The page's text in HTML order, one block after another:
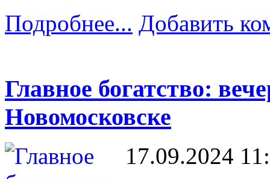
Подробнее... Добавить
Главное богатство:
Новомосковске
17.09.2024